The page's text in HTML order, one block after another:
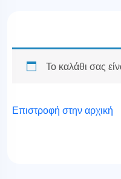
Το καλάθι σας
Επιστροφή στην αρχική